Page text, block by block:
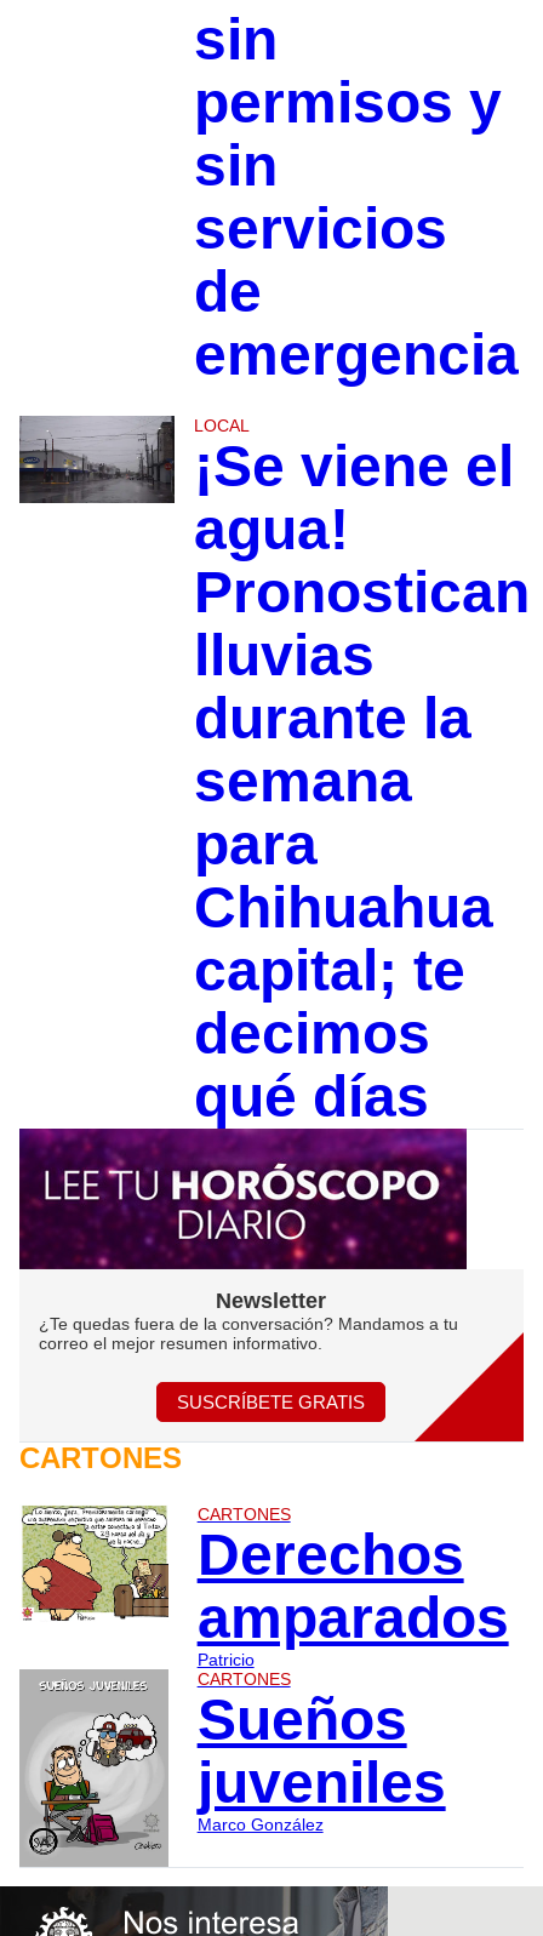
sin
permisos y
sin
servicios
de
emergencia
LOCAL
¡Se viene el
agua!
Pronostican
lluvias
durante la
semana
para
Chihuahua
capital; te
decimos
qué días
Newsletter
¿Te quedas fuera de la conversación? Mandamos a tu
correo el mejor resumen informativo.
SUSCRÍBETE GRATIS
CARTONES
CARTONES
Derechos
amparados
Patricio
CARTONES
Sueños
juveniles
Marco González